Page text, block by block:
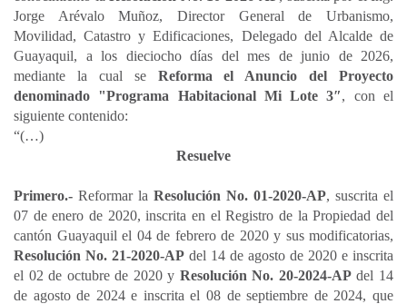
p
k
n
i
r
Jorge Arévalo Muñoz, Director General de Urbanismo,
Movilidad, Catastro y Edificaciones, Delegado del Alcalde de
Guayaquil, a los dieciocho días del mes de junio de 2026,
mediante la cual se Reforma el Anuncio del Proyecto
denominado "Programa Habitacional Mi Lote 3″, con el
siguiente contenido:
“(…)
Resuelve
Primero.- Reformar la Resolución No. 01-2020-AP, suscrita el
07 de enero de 2020, inscrita en el Registro de la Propiedad del
cantón Guayaquil el 04 de febrero de 2020 y sus modificatorias,
Resolución No. 21-2020-AP del 14 de agosto de 2020 e inscrita
el 02 de octubre de 2020 y Resolución No. 20-2024-APdel 14
de agosto de 2024 e inscrita el 08 de septiembre de 2024, que